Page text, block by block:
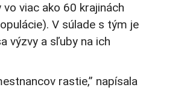
viac ako 60 krajinách
V súlade s tým je
výzvy a sľuby na ich
rastie,” napísala